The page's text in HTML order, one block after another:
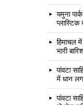
यमुना
हिमाचल
भारी
पांवटा
में धान
पांवटा